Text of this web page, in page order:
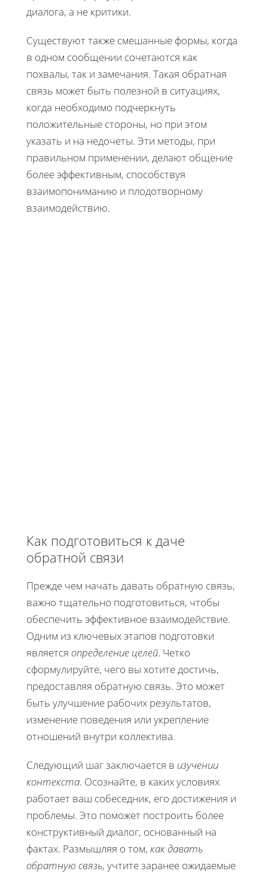
диалога, а не критики.
Существуют также смешанные формы, когда
в одном сообщении сочетаются как
похвалы, так и замечания. Такая обратная
связь может быть полезной в ситуациях,
когда необходимо подчеркнуть
положительные стороны, но при этом
указать и на недочеты. Эти методы, при
правильном применении, делают общение
более эффективным, способствуя
взаимопониманию и плодотворному
взаимодействию.
Как подготовиться к даче
обратной связи
Прежде чем начать давать обратную связь,
важно тщательно подготовиться, чтобы
обеспечить эффективное взаимодействие.
Одним из ключевых этапов подготовки
является определение целей. Четко
сформулируйте, чего вы хотите достичь,
предоставляя обратную связь. Это может
быть улучшение рабочих результатов,
изменение поведения или укрепление
отношений внутри коллектива.
Следующий шаг заключается в изучении
контекста. Осознайте, в каких условиях
работает ваш собеседник, его достижения и
проблемы. Это поможет построить более
конструктивный диалог, основанный на
фактах. Размышляя о том, как давать
обратную связь, учтите заранее ожидаемые